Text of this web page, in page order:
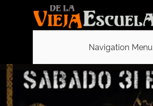
Navigation Menu